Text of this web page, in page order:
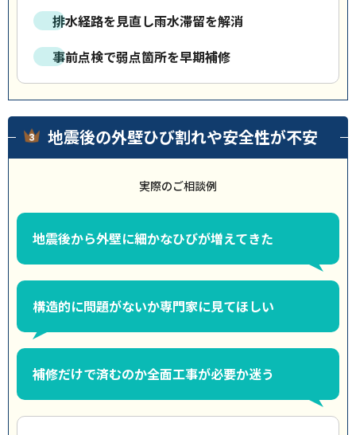
排水経路を見直し雨水滞留を解消
事前点検で弱点箇所を早期補修
地震後の外壁ひび割れや安全性が不安
実際のご相談例
地震後から外壁に細かなひびが増えてきた
構造的に問題がないか専門家に見てほしい
補修だけで済むのか全面工事が必要か迷う